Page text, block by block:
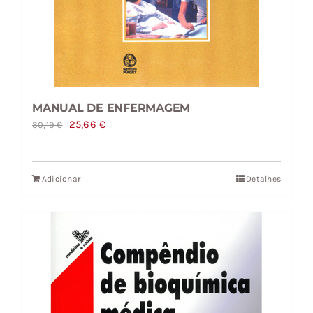
MANUAL DE ENFERMAGEM
30,19€
O
original
era:
25,66€O
atual
Adicionar Detalhes